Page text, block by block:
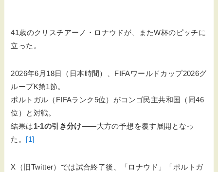
41歳のクリスチアーノ・ロナウドが、またW杯のピッチに
立った。
2026年6月18日（日本時間）、FIFAワールドカップ2026グ
ループK第1節。
ポルトガル（FIFAランク5位）がコンゴ民主共和国（同46
位）と対戦。
結果は1-1の引き分け——大方の予想を覆す展開となっ
た。 [1]
X（旧Twitter）では試合終了後、「ロナウド」「ポルトガ